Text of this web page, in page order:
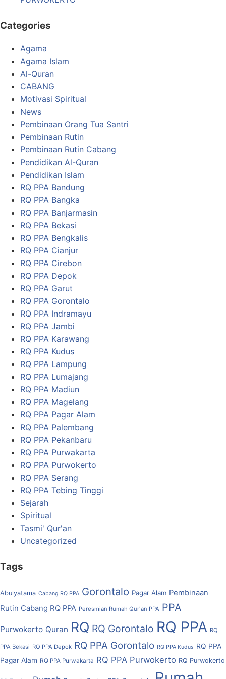
Categories
Agama
Agama Islam
Al-Quran
CABANG
Motivasi Spiritual
News
Pembinaan Orang Tua Santri
Pembinaan Rutin
Pembinaan Rutin Cabang
Pendidikan Al-Quran
Pendidikan Islam
RQ PPA Bandung
RQ PPA Bangka
RQ PPA Banjarmasin
RQ PPA Bekasi
RQ PPA Bengkalis
RQ PPA Cianjur
RQ PPA Cirebon
RQ PPA Depok
RQ PPA Garut
RQ PPA Gorontalo
RQ PPA Indramayu
RQ PPA Jambi
RQ PPA Karawang
RQ PPA Kudus
RQ PPA Lampung
RQ PPA Lumajang
RQ PPA Madiun
RQ PPA Magelang
RQ PPA Pagar Alam
RQ PPA Palembang
RQ PPA Pekanbaru
RQ PPA Purwakarta
RQ PPA Purwokerto
RQ PPA Serang
RQ PPA Tebing Tinggi
Sejarah
Spiritual
Tasmi' Qur'an
Uncategorized
Tags
Abulyatama Cabang RQ PPA Gorontalo Pagar Alam Pembinaan
Rutin Cabang RQ PPA Peresmian Rumah Qur'an PPA PPA
Purwokerto Quran RQ RQ Gorontalo RQ PPA RQ
PPA Bekasi RQ PPA Depok RQ PPA Gorontalo RQ PPA Kudus RQ PPA
Pagar Alam RQ PPA Purwakarta RQ PPA Purwokerto RQ Purwokerto